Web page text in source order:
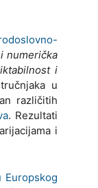
numerička
i
u
različitih
. Rezultati
i
Europskog